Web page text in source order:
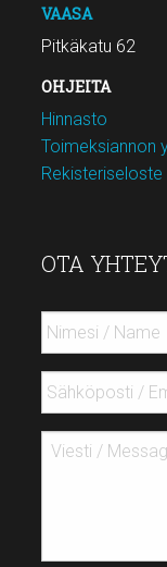
VAASA
Pitkäkatu 62
OHJEITA
Hinnasto
Toimeksiannon
Rekisteriseloste
OTA